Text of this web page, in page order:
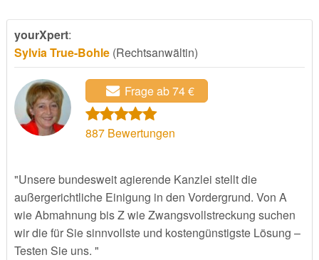
yourXpert:
Sylvia True-Bohle(Rechtsanwältin)
Frage ab 74 €
887Bewertungen
"Unsere bundesweit agierende Kanzlei stellt die
außergerichtliche Einigung in den Vordergrund. Von A
wie Abmahnung bis Z wie Zwangsvollstreckung suchen
wir die für Sie sinnvollste und kostengünstigste Lösung –
Testen Sie uns. "